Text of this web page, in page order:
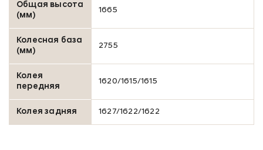
Общая высота
(мм)
1665
Колесная база
(мм)
2755
Колея
передняя
1620/1615/1615
Колея задняя 1627/1622/1622